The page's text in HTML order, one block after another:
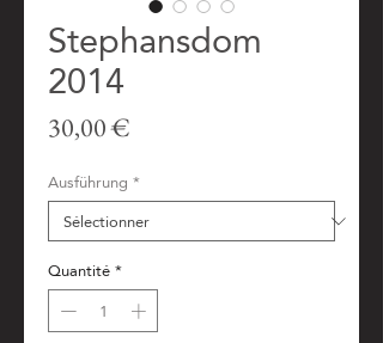
Stephansdom
2014
30,00 €
Ausführung *
Quantité*